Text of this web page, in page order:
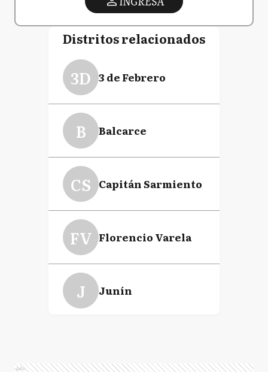
Distritos relacionados
3D 3 de Febrero
B Balcarce
CS Capitán Sarmiento
FV Florencio Varela
J Junín
Ads